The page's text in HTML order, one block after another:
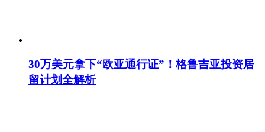
30万美元拿下“欧亚通行证”！格鲁吉亚投资居
留计划全解析